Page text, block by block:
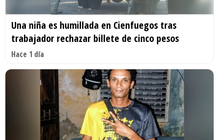
Una niña es humillada en Cienfuegos tras
trabajador rechazar billete de cinco pesos
Hace 1 día